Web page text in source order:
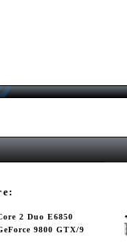
2 Duo E6850
9800 GTX/9